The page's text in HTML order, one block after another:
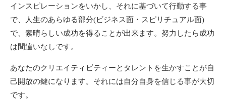
インスピレーションをいかし、それに基づいて行動する事
で、人生のあらゆる部分(ビジネス面・スピリチュアル面)
で、素晴らしい成功を得ることが出来ます。努力したら成功
は間違いなしです。
あなたのクリエイティビティーとタレントを生かすことが自
己開放の鍵になります。それには自分自身を信じる事が大切
です。